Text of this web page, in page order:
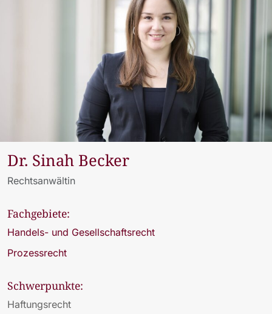
Dr. Sinah Becker
Rechtsanwältin
Fachgebiete:
Handels- und Gesellschaftsrecht
Prozessrecht
Schwerpunkte:
Haftungsrecht